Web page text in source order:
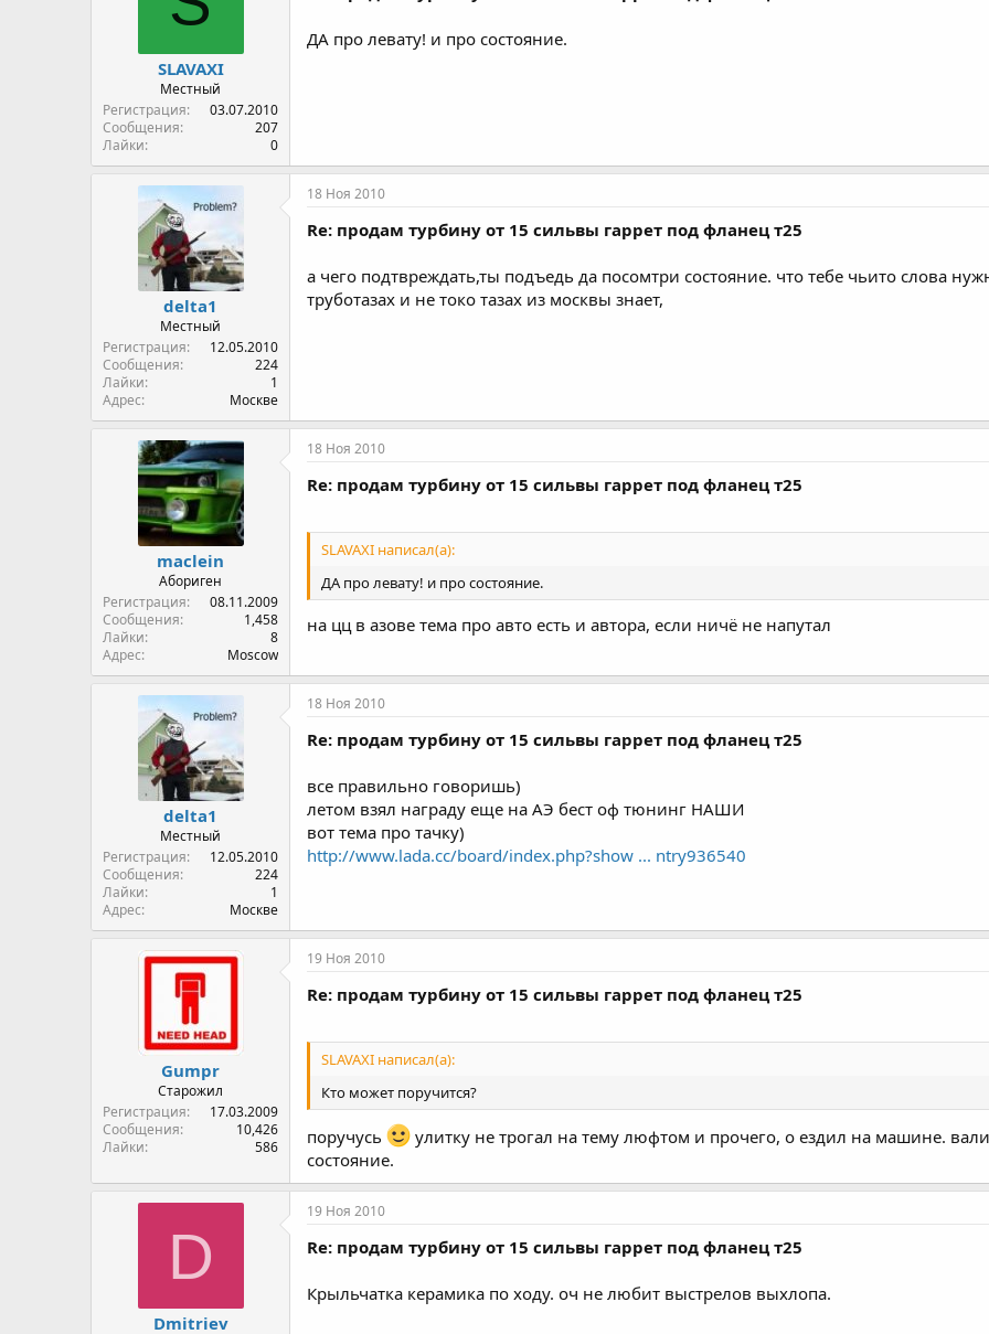
SLAVAXI
Местный
Регистрация
03.07.2010
Сообщения
207
Лайки
0
ДА про левату! и про состояние.
delta1
Местный
Регистрация
12.05.2010
Сообщения
224
Лайки
1
Адрес
Москве
18 Ноя 2010
Re: продам турбину от 15 сильвы гаррет под фланец т25
а чего подтвреждать,ты подъедь да посомтри состояние. что тебе чьито слова
труботазах и не токо тазах из москвы знает,
maclein
Абориген
Регистрация
08.11.2009
Сообщения
1,458
Лайки
8
Адрес
Moscow
18 Ноя 2010
Re: продам турбину от 15 сильвы гаррет под фланец т25
SLAVAXI написал(а):
ДА про левату! и про состояние.
на цц в азове тема про авто есть и автора, если ничё не напутал
delta1
Местный
Регистрация
12.05.2010
Сообщения
224
Лайки
1
Адрес
Москве
18 Ноя 2010
Re: продам турбину от 15 сильвы гаррет под фланец т25
все правильно говоришь)
летом взял награду еще на АЭ бест оф тюнинг НАШИ
вот тема про тачку)
http://www.lada.cc/board/index.php?show ... ntry936540
Gumpr
Старожил
Регистрация
17.03.2009
Сообщения
10,426
Лайки
586
19 Ноя 2010
Re: продам турбину от 15 сильвы гаррет под фланец т25
SLAVAXI написал(а):
Кто может поручится?
поручусь
улитку не трогал на тему люфтом и прочего, о ездил на машине.
состояние.
D
Dmitriev
19 Ноя 2010
Re: продам турбину от 15 сильвы гаррет под фланец т25
Крыльчатка керамика по ходу. оч не любит выстрелов выхлопа.